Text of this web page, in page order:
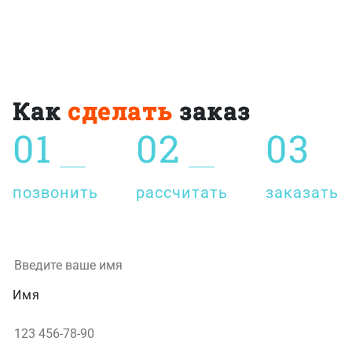
Как сделать заказ
01
позвонить
02
рассчитать
03
заказать
Имя